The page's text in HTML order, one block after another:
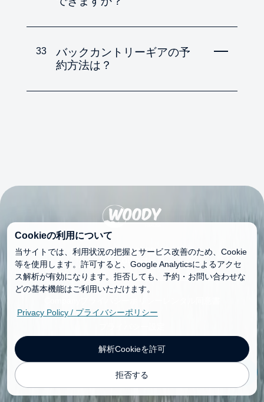
33
バックカントリーギアの予
約方法は？
services price shop tour faq
contact
©Woody Rental
Cookieの利用について
当サイトでは、利用状況の把握とサービス改善のため、Cookie
等を使用します。許可すると、Google Analyticsによるアクセ
ス解析が有効になります。拒否しても、予約・お問い合わせな
どの基本機能はご利用いただけます。
Privacy Policy / プライバシーポリシー
解析Cookieを許可
拒否する